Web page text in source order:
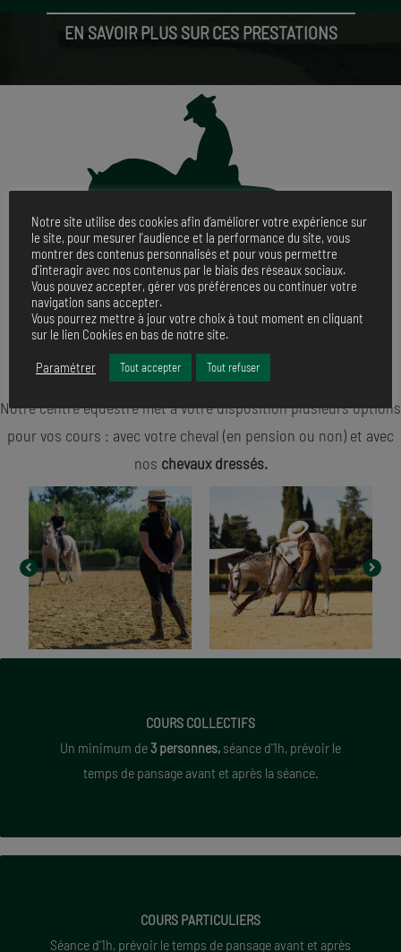
EN SAVOIR PLUS SUR CES PRESTATIONS
Cours collectifs, particuliers et travail à pied
Notre centre équestre met à votre disposition plusieurs options
pour vos cours : avec votre cheval (en pension ou non) et avec
nos chevaux dressés.
COURS COLLECTIFS
Un minimum de 3 personnes, séance d'1h, prévoir le
temps de pansage avant et après la séance.
35 €
Pensionnaires25 €
COURS PARTICULIERS
Séance d’1h, prévoir le temps de pansage avant et après
Cavalier sans cheval80 €
Notre site utilise des cookies afin d’améliorer votre expérience sur
le site, pour mesurer l'audience et la performance du site, vous
montrer des contenus personnalisés et pour vous permettre
d'interagir avec nos contenus par le biais des réseaux sociaux.
Vous pouvez accepter, gérer vos préférences ou continuer votre
navigation sans accepter.
Vous pourrez mettre à jour votre choix à tout moment en cliquant
sur le lien Cookies en bas de notre site.
Paramétrer Tout accepter Tout refuser